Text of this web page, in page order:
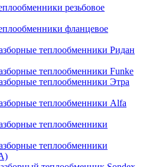
резьбовое
фланцевое
теплообменники Ридан
теплообменники Funke
теплообменники Этра
теплообменники Alfa
теплообменники
теплообменники